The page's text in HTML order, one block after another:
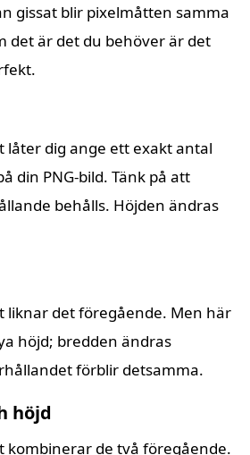
gissat blir pixelmåtten samma
det är det du behöver är det
låter dig ange ett exakt antal
din PNG-bild. Tänk på att
behålls. Höjden ändras
liknar det föregående. Men här
höjd; bredden ändras
förblir detsamma.
höjd
kombinerar de två föregående.